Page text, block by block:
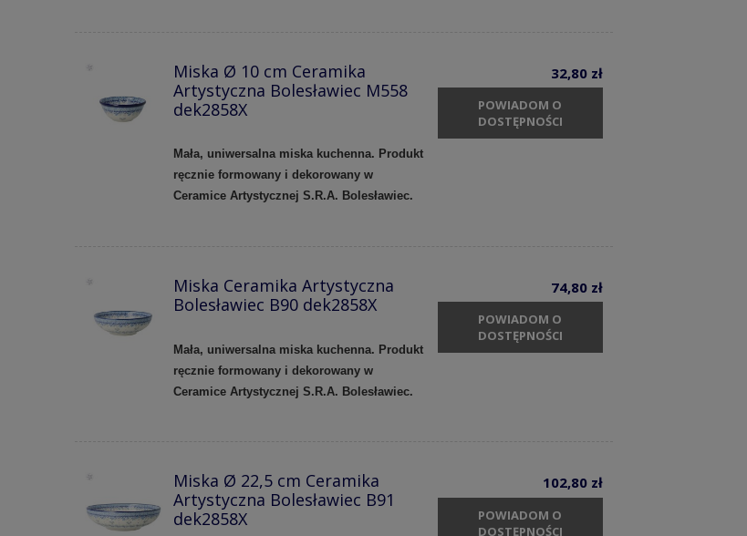
Miska Ø 10 cm Ceramika
Artystyczna Bolesławiec M558
dek2858X
Mała, uniwersalna miska kuchenna. Produkt
ręcznie formowany i dekorowany w
Ceramice Artystycznej S.R.A. Bolesławiec.
32,80 zł
POWIADOM O
DOSTĘPNOŚCI
Miska Ceramika Artystyczna
Bolesławiec B90 dek2858X
Mała, uniwersalna miska kuchenna. Produkt
ręcznie formowany i dekorowany w
Ceramice Artystycznej S.R.A. Bolesławiec.
74,80 zł
POWIADOM O
DOSTĘPNOŚCI
Miska Ø 22,5 cm Ceramika
Artystyczna Bolesławiec B91
dek2858X
102,80 zł
POWIADOM O
DOSTĘPNOŚCI